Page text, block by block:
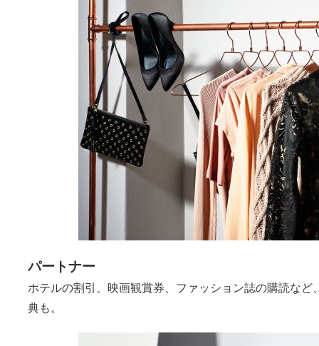
パートナー
ホテルの割引、映画観賞券、ファッション誌の購読な
典も。